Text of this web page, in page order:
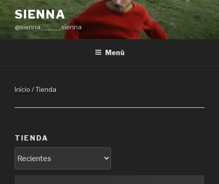
Saltar
al
contenido
SIENNA
@sienna______sienna
Menú
Inicio / Tienda
TIENDA
productos